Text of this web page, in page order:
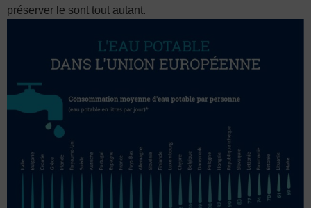
préserver le sont tout autant.